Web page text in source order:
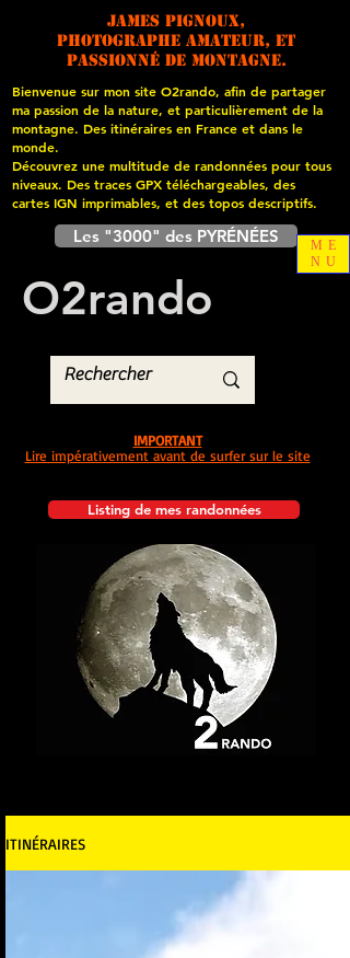
James PIGNOUX,
photographe amateur, et
passionné de montagne.
Bienvenue sur mon site O2rando, afin de partager
ma passion de la nature, et particulièrement de la
montagne. Des itinéraires en France et dans le
monde.
Découvrez une multitude de randonnées pour tous
niveaux. Des traces GPX téléchargeables, des
cartes IGN imprimables, et des topos descriptifs.
Les "3000" des PYRÉNÉES
O2rando
Listing de mes randonnées
IMPORTANT
Lire impérativement avant de surfer sur le site
ME
NU
ITINÉRAIRES